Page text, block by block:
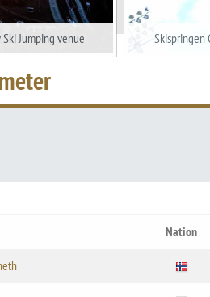
Jumping venue Skispringen
Nation